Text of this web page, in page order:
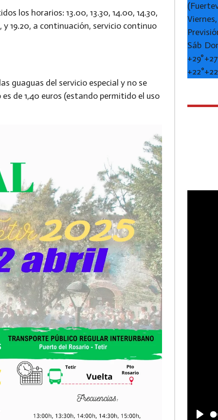
los horarios: 13.00, 13.30, 14.00, 14.30,
y 19.20, a continuación, servicio continuo
guaguas del servicio especial y no se
de 1,40 euros (estando permitido el uso
Sáb
+29°+
+22°+